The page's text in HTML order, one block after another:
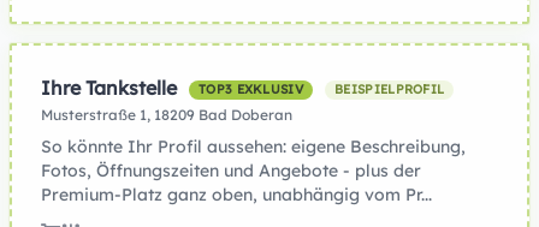
Ihre Tankstelle TOP3 EXKLUSIV BEISPIELPROFIL
Musterstraße 1, 18209 Bad Doberan
So könnte Ihr Profil aussehen: eigene Beschreibung,
Fotos, Öffnungszeiten und Angebote - plus der
Premium-Platz ganz oben, unabhängig vom Pr...